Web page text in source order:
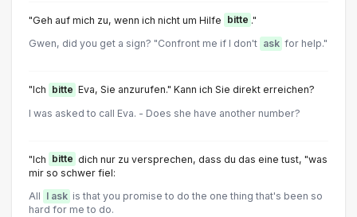
"Geh auf mich zu, wenn ich nicht um Hilfe bitte ."
Gwen, did you get a sign? "Confront me if I don't ask for help."
"Ich bitte Eva, Sie anzurufen." Kann ich Sie direkt erreichen?
I was asked to call Eva. - Does she have another number?
"Ich bitte dich nur zu versprechen, dass du das eine tust, "was
mir so schwer fiel:
All I ask is that you promise to do the one thing that's been so
hard for me to do.